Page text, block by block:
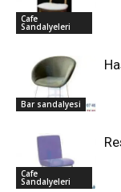
Cafe
Sandalyeleri
Bar sandalyesi
Cafe
Sandalyeleri